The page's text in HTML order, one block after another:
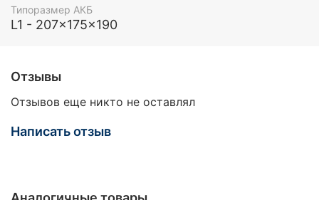
Типоразмер АКБ
L1 - 207x175x190
Отзывы
Отзывов еще никто не оставлял
Написать отзыв